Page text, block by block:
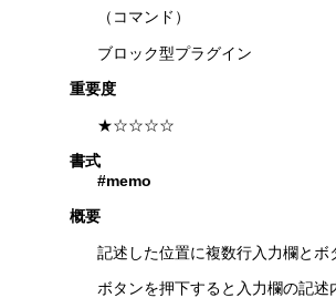
（コマンド）
ブロック型プラグイン
重要度
★☆☆☆☆
書式
#memo
概要
記述した位置に複数行入力欄とボ
ボタンを押下すると入力欄の記述